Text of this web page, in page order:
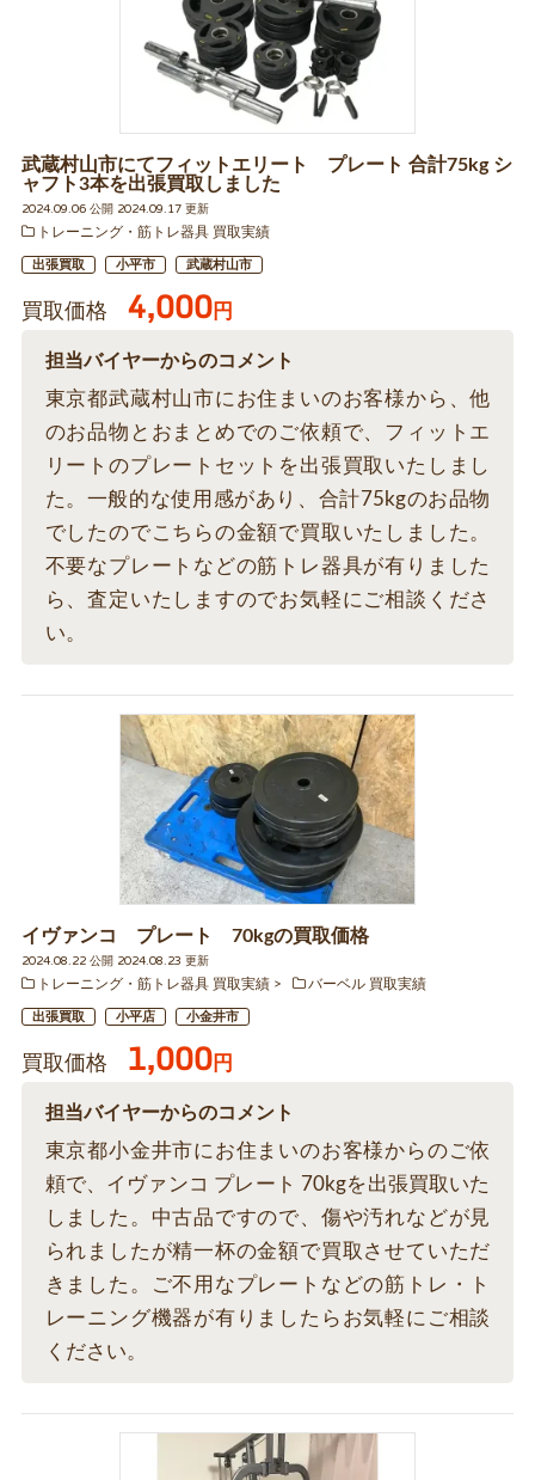
武蔵村山市にてフィットエリート プレート 合計75kg シ
ャフト3本を出張買取しました
2024.09.06 公開 2024.09.17 更新
トレーニング・筋トレ器具 買取実績
出張買取 小平市 武蔵村山市
買取価格 4,000円
担当バイヤーからのコメント
東京都武蔵村山市にお住まいのお客様から、他
のお品物とおまとめでのご依頼で、フィットエ
リートのプレートセットを出張買取いたしまし
た。一般的な使用感があり、合計75kgのお品物
でしたのでこちらの金額で買取いたしました。
不要なプレートなどの筋トレ器具が有りました
ら、査定いたしますのでお気軽にご相談くださ
い。
イヴァンコ プレート 70kgの買取価格
2024.08.22 公開 2024.08.23 更新
トレーニング・筋トレ器具 買取実績
バーベル 買取実績
出張買取 小平店 小金井市
買取価格 1,000円
担当バイヤーからのコメント
東京都小金井市にお住まいのお客様からのご依
頼で、イヴァンコ プレート 70kgを出張買取いた
しました。中古品ですので、傷や汚れなどが見
られましたが精一杯の金額で買取させていただ
きました。ご不用なプレートなどの筋トレ・ト
レーニング機器が有りましたらお気軽にご相談
ください。